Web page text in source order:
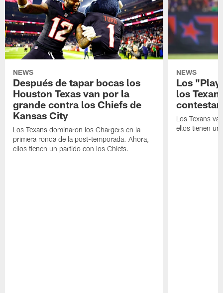
NEWS
Después de tapar bocas los
Houston Texas van por la
grande contra los Chiefs de
Kansas City
Los Texans dominaron los Chargers en la
primera ronda de la post-temporada. Ahora,
ellos tienen un partido con los Chiefs.
NEWS
Los
los
contestar
Los Texans
ellos tienen un